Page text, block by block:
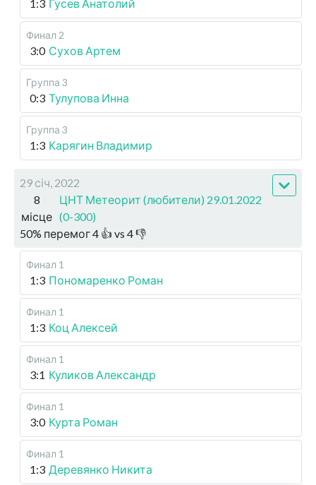
1:3 Гусев Анатолий
Финал 2
3:0 Сухов Артем
Группа 3
0:3 Тулупова Инна
Группа 3
1:3 Карягин Владимир
29 січ, 2022
8
місце
ЦНТ Метеорит (любители) 29.01.2022
(0-300)
50% перемог4 👍 vs 4👎
Финал 1
1:3 Пономаренко Роман
Финал 1
1:3 Коц Алексей
Финал 1
3:1 Куликов Александр
Финал 1
3:0 Курта Роман
Финал 1
1:3 Деревянко Никита